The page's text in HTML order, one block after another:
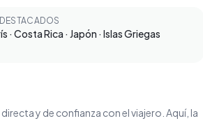
· Costa Rica · Japón · Islas Griegas
y de confianza con el viajero. Aquí, la